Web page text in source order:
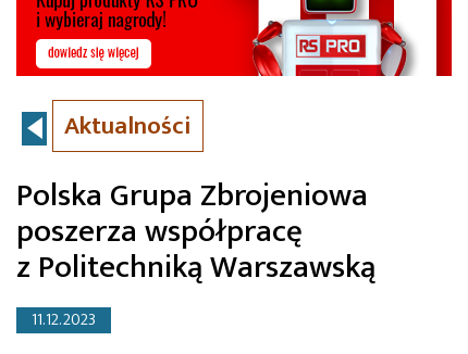
Aktualności
Polska Grupa Zbrojeniowa
poszerza współpracę
z Politechniką Warszawską
11.12.2023